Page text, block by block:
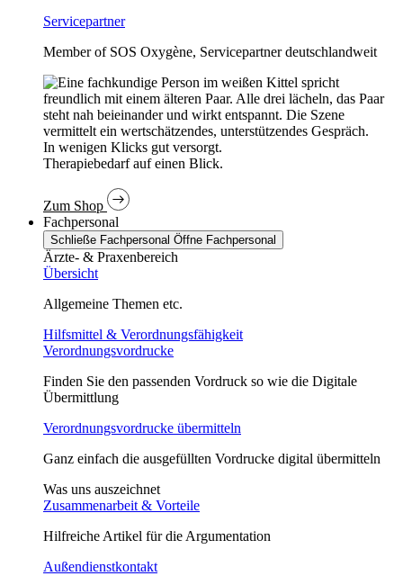
Servicepartner
Member of SOS Oxygène, Servicepartner deutschlandweit
In wenigen Klicks gut versorgt.
Therapiebedarf auf einen Blick.
Zum Shop
Fachpersonal
Schließe Fachpersonal Öffne Fachpersonal
Ärzte- & Praxenbereich
Übersicht
Allgemeine Themen etc.
Hilfsmittel & Verordnungsfähigkeit
Verordnungsvordrucke
Finden Sie den passenden Vordruck so wie die Digitale
Übermittlung
Verordnungsvordrucke übermitteln
Ganz einfach die ausgefüllten Vordrucke digital übermitteln
Was uns auszeichnet
Zusammenarbeit & Vorteile
Hilfreiche Artikel für die Argumentation
Außendienstkontakt